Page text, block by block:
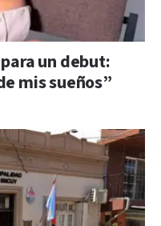
un debut:
mis sueños”